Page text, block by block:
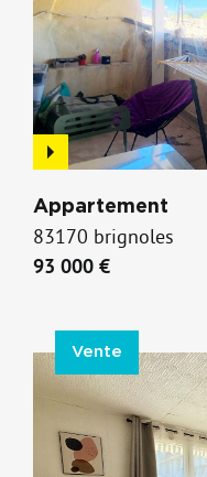
Appartement
83170 brignoles
93 000 €
Vente